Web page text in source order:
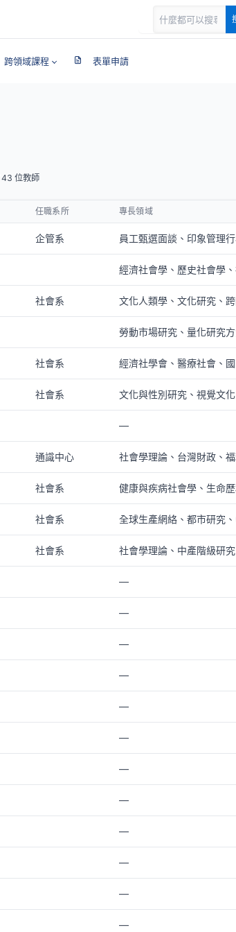
跨領域課程 表單申請
43 位教師
任職系所 專長領域
企管系 員工甄選面談、印象管理
經濟社會學、歷史社會學
社會系 文化人類學、文化研究、
勞動市場研究、量化研究
社會系 經濟社學會、醫療社會、
社會系 文化與性別研究、視覺文
—
通識中心 社會學理論、台灣財政、
社會系 健康與疾病社會學、生命
社會系 全球生產網絡、都市研究
社會系 社會學理論、中產階級研
—
—
—
—
—
—
—
—
—
—
—
—